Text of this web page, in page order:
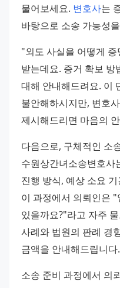
물어보세요. 변호사는
바탕으로 소송 가능성
"외도 사실을 어떻게
받는데요. 증거 확보 방
대해 안내해드려요. 이
불안해하시지만, 변호
제시해드리면 마음의
다음으로, 구체적인 소
수원상간녀소송변호사
진행 방식, 예상 소요
이 과정에서 의뢰인은
있을까요?"라고 자주
사례와 법원의 판례 경
금액을 안내해드립니다.
소송 준비 과정에서 의